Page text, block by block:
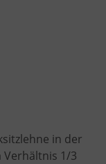
in der
1/3